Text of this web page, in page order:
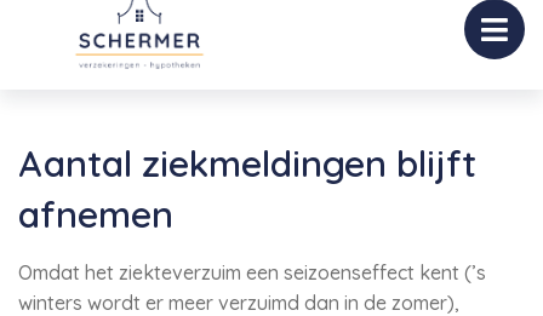
Aantal ziekmeldingen blijft
afnemen
Omdat het ziekteverzuim een seizoenseffect kent (’s
winters wordt er meer verzuimd dan in de zomer),